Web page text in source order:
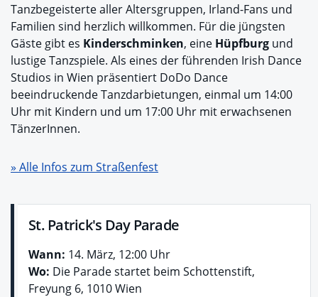
Tanzbegeisterte aller Altersgruppen, Irland-Fans und
Familien sind herzlich willkommen. Für die jüngsten
Gäste gibt es Kinderschminken, eine Hüpfburg und
lustige Tanzspiele. Als eines der führenden Irish Dance
Studios in Wien präsentiert DoDo Dance
beeindruckende Tanzdarbietungen, einmal um 14:00
Uhr mit Kindern und um 17:00 Uhr mit erwachsenen
TänzerInnen.
» Alle Infos zum Straßenfest
St. Patrick's Day Parade
Wann: 14. März, 12:00 Uhr
Wo: Die Parade startet beim Schottenstift,
Freyung 6, 1010 Wien